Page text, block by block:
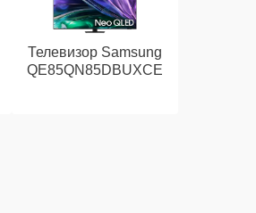
Телевизор Samsung
QE85QN85DBUXCE